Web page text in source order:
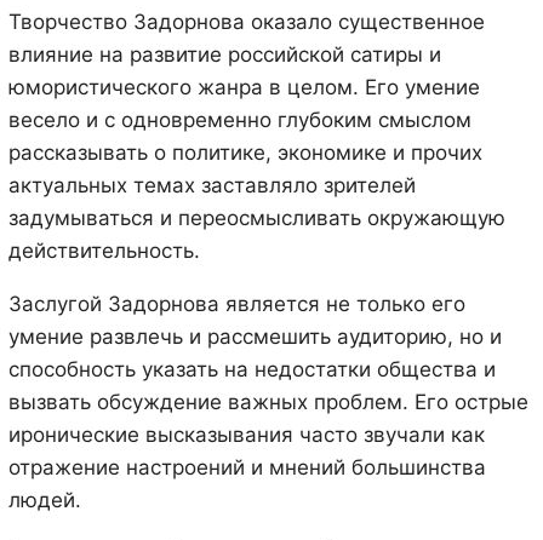
Творчество Задорнова оказало существенное
влияние на развитие российской сатиры и
юмористического жанра в целом. Его умение
весело и с одновременно глубоким смыслом
рассказывать о политике, экономике и прочих
актуальных темах заставляло зрителей
задумываться и переосмысливать окружающую
действительность.
Заслугой Задорнова является не только его
умение развлечь и рассмешить аудиторию, но и
способность указать на недостатки общества и
вызвать обсуждение важных проблем. Его острые
иронические высказывания часто звучали как
отражение настроений и мнений большинства
людей.